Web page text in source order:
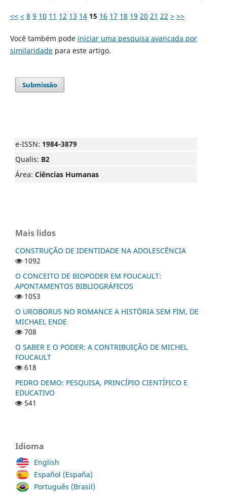
<< < 8 9 10 11 12 13 14 15 16 17 18 19 20 21 22 > >>
Você também pode iniciar uma pesquisa avançada por
similaridadepara este artigo.
Submissão
e-ISSN: 1984-3879
Qualis: B2
Área: Ciências Humanas
Mais lidos
CONSTRUÇÃO DE IDENTIDADE NA ADOLESCÊNCIA
1092
O CONCEITO DE BIOPODER EM FOUCAULT:
APONTAMENTOS BIBLIOGRÁFICOS
1053
O UROBORUS NO ROMANCE A HISTÓRIA SEM FIM, DE
MICHAEL ENDE
708
O SABER E O PODER: A CONTRIBUIÇÃO DE MICHEL
FOUCAULT
618
PEDRO DEMO: PESQUISA, PRINCÍPIO CIENTÍFICO E
EDUCATIVO
541
Idioma
English
Español (España)
Português (Brasil)